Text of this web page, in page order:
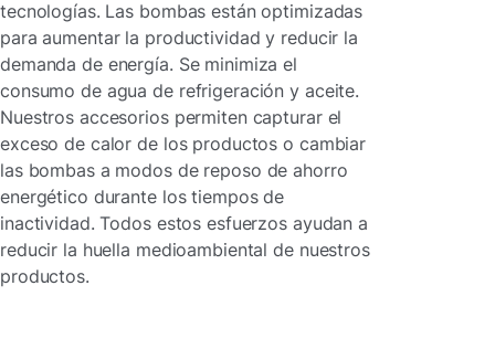
tecnologías. Las bombas están optimizadas
para aumentar la productividad y reducir la
demanda de energía. Se minimiza el
consumo de agua de refrigeración y aceite.
Nuestros accesorios permiten capturar el
exceso de calor de los productos o cambiar
las bombas a modos de reposo de ahorro
energético durante los tiempos de
inactividad. Todos estos esfuerzos ayudan a
reducir la huella medioambiental de nuestros
productos.